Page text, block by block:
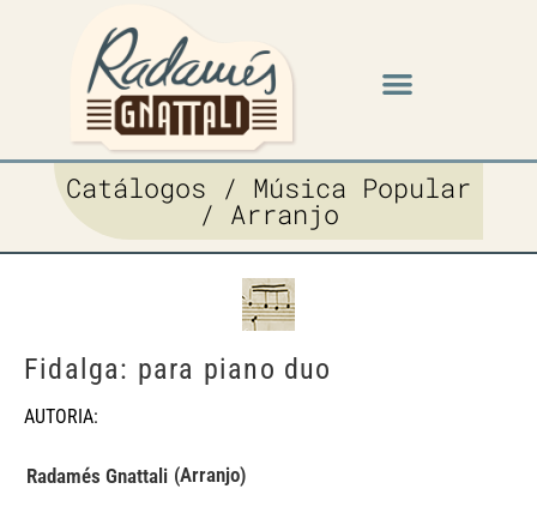
Catálogos / Música Popular
/ Arranjo
Fidalga: para piano duo
AUTORIA:
Radamés Gnattali (Arranjo)